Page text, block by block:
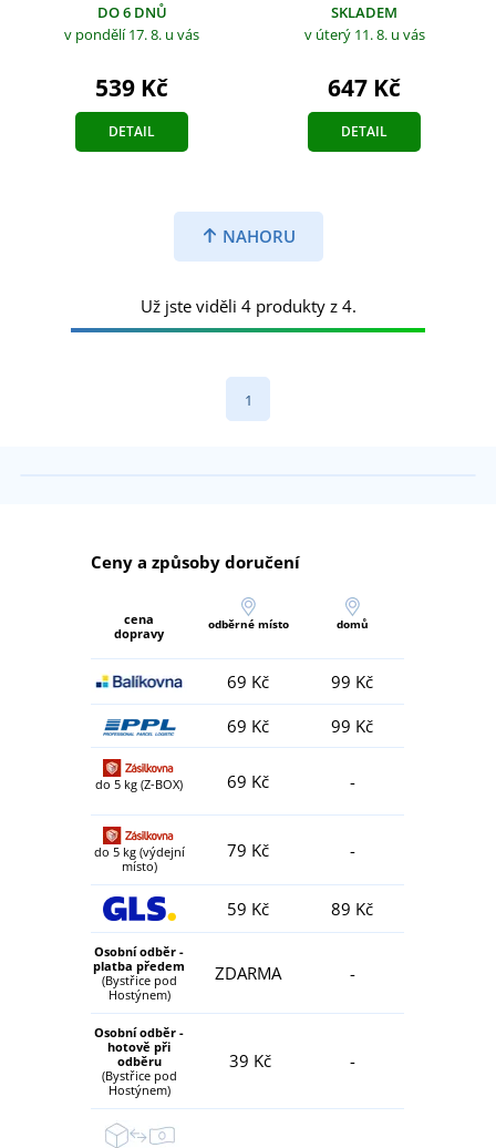
DO 6 DNŮ
v pondělí 17. 8. u vás
539 Kč
DETAIL
SKLADEM
v úterý 11. 8. u vás
647 Kč
DETAIL
NAHORU
Už jste viděli 4 produkty z 4.
1
Ceny a způsoby doručení
cena
dopravy
odběrné místo domů
69 Kč
99 Kč
69 Kč
99 Kč
do 5 kg (Z-BOX) 69 Kč -
do 5 kg (výdejní
místo)
79 Kč -
59 Kč 89 Kč
Osobní odběr -
platba předem
(Bystřice pod
Hostýnem)
ZDARMA -
Osobní odběr -
hotově při
odběru
(Bystřice pod
Hostýnem)
39 Kč -